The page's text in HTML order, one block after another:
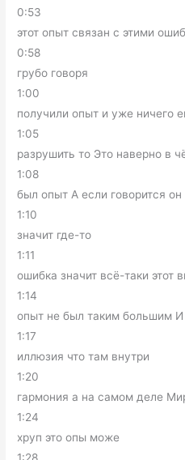
0:53
этот опыт связан с этими
0:58
грубо говоря
1:00
получили опыт и уже ничего
1:05
разрушить то Это наверно в
1:08
был опыт А если говорится он
1:10
значит где-то
1:11
ошибка значит всё-таки этот
1:14
опыт не был таким большим И
1:17
иллюзия что там внутри
1:20
гармония а на самом деле
1:24
хруп это опы може